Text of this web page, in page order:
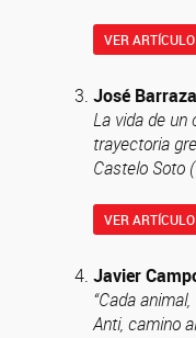
VER ARTÍCULO
José Barraza
La vida de un
trayectoria
Castelo Soto
VER ARTÍCULO
Javier
“Cada
Anti, camino